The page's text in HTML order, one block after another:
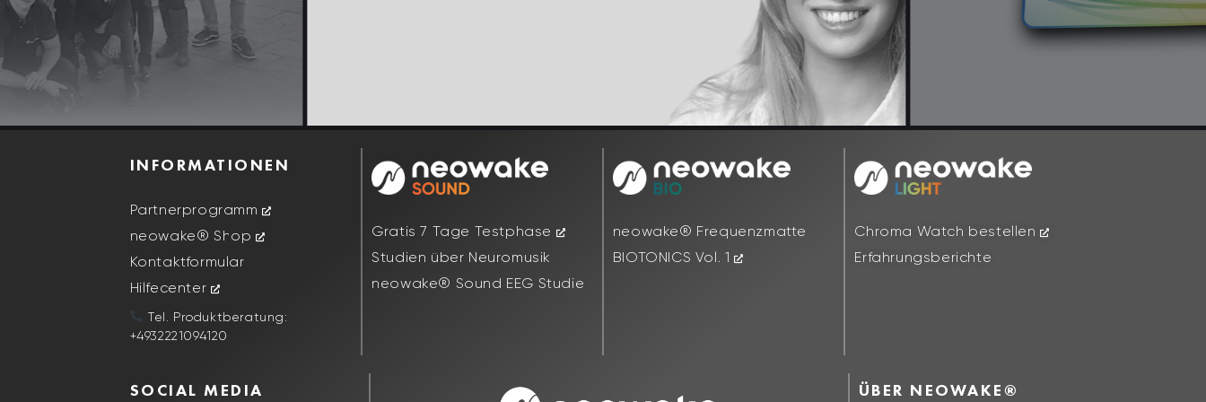
INFORMATIONEN
Partnerprogramm
neowake® Shop
Kontaktformular
Hilfecenter
Tel. Produktberatung:
+4932221094120
Gratis 7 Tage Testphase
Studien über Neuromusik
neowake® Sound EEG Studie
neowake® Frequenzmatte
BIOTONICS Vol. 1
Chroma Watch bestellen
Erfahrungsberichte
SOCIAL MEDIA ÜBER NEOWAKE®